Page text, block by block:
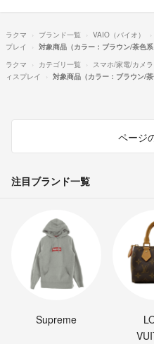
ラクマ ブランド一覧 VAIO（バイオ）
プレイ
対象商品（カラー：ブラウン/茶色系
ラクマ
カテゴリ一覧 スマホ/家電/カメラ
ィスプレイ
対象商品（カラー：ブラウン/茶
ページ
注目ブランド一覧
Supreme